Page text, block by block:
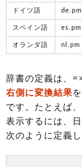
ドイツ語 de.pm
スペイン語 es.pm
オランダ語 nl.pm
辞書の定義は、
右側に変換結果
です。たとえば
表示するには、
次のように定義し